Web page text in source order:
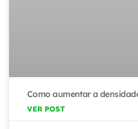
Como aumentar a
VER POST